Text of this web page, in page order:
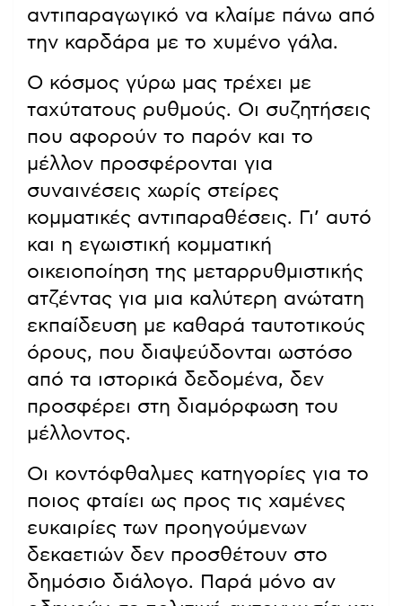
αντιπαραγωγικό να κλαίμε πάνω από
την καρδάρα με το χυμένο γάλα.
Ο κόσμος γύρω μας τρέχει με
ταχύτατους ρυθμούς. Οι συζητήσεις
που αφορούν το παρόν και το
μέλλον προσφέρονται για
συναινέσεις χωρίς στείρες
κομματικές αντιπαραθέσεις. Γι’ αυτό
και η εγωιστική κομματική
οικειοποίηση της μεταρρυθμιστικής
ατζέντας για μια καλύτερη ανώτατη
εκπαίδευση με καθαρά ταυτοτικούς
όρους, που διαψεύδονται ωστόσο
από τα ιστορικά δεδομένα, δεν
προσφέρει στη διαμόρφωση του
μέλλοντος.
Οι κοντόφθαλμες κατηγορίες για το
ποιος φταίει ως προς τις χαμένες
ευκαιρίες των προηγούμενων
δεκαετιών δεν προσθέτουν στο
δημόσιο διάλογο. Παρά μόνο αν